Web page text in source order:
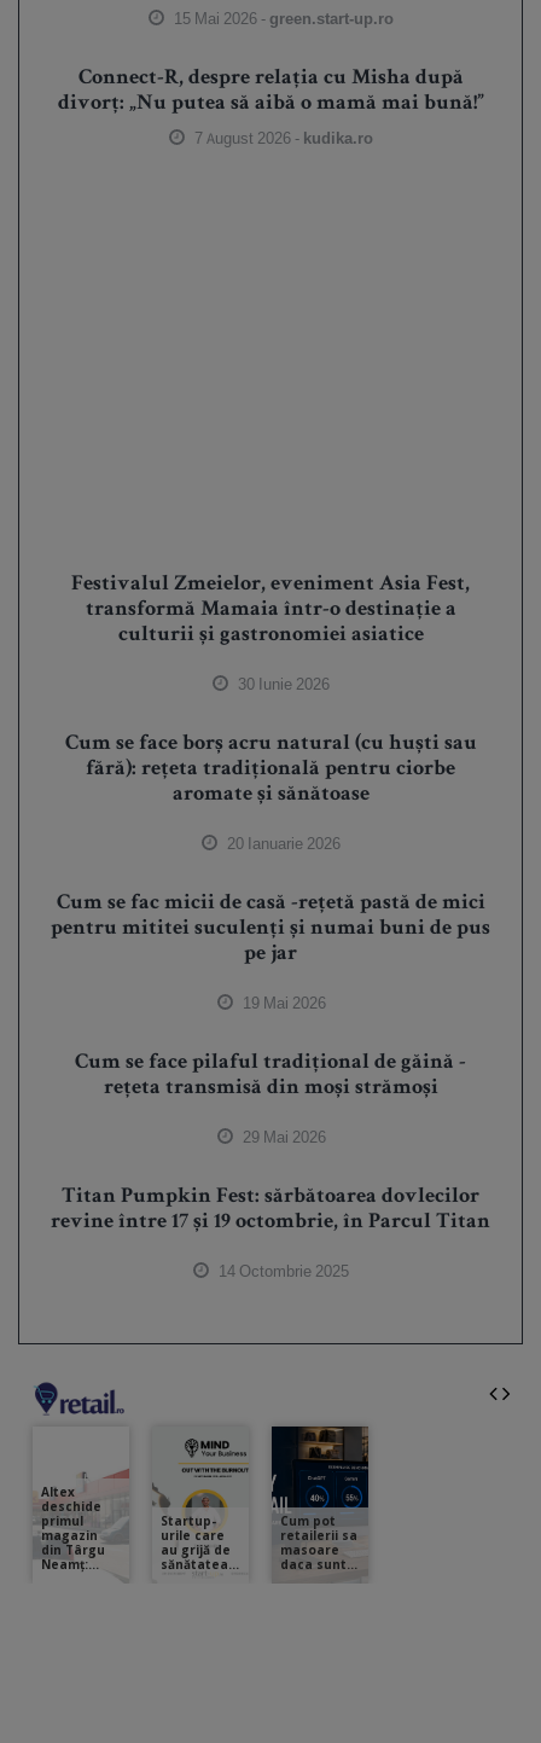
15 Mai 2026 - green.start-up.ro
Connect-R, despre relația cu Misha după
divorț: „Nu putea să aibă o mamă mai bună!”
7 August 2026 - kudika.ro
Festivalul Zmeielor, eveniment Asia Fest,
transformă Mamaia într-o destinație a
culturii și gastronomiei asiatice
30 Iunie 2026
Cum se face borș acru natural (cu huști sau
fără): rețeta tradițională pentru ciorbe
aromate și sănătoase
20 Ianuarie 2026
Cum se fac micii de casă -rețetă pastă de mici
pentru mititei suculenți și numai buni de pus
pe jar
19 Mai 2026
Cum se face pilaful tradițional de găină -
rețeta transmisă din moși strămoși
29 Mai 2026
Titan Pumpkin Fest: sărbătoarea dovlecilor
revine între 17 și 19 octombrie, în Parcul Titan
14 Octombrie 2025